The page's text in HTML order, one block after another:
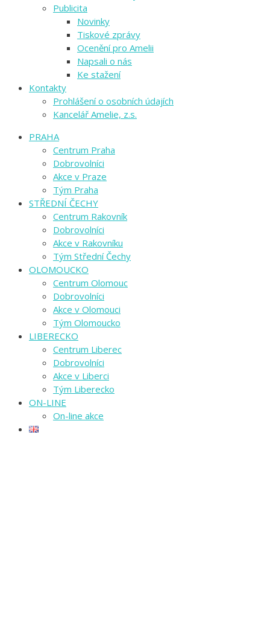
Publicita
Novinky
Tiskové zprávy
Ocenění pro Amelii
Napsali o nás
Ke stažení
Kontakty
Prohlášení o osobních údajích
Kancelář Amelie, z.s.
PRAHA
Centrum Praha
Dobrovolníci
Akce v Praze
Tým Praha
STŘEDNÍ ČECHY
Centrum Rakovník
Dobrovolníci
Akce v Rakovníku
Tým Střední Čechy
OLOMOUCKO
Centrum Olomouc
Dobrovolníci
Akce v Olomouci
Tým Olomoucko
LIBERECKO
Centrum Liberec
Dobrovolníci
Akce v Liberci
Tým Liberecko
ON-LINE
On-line akce